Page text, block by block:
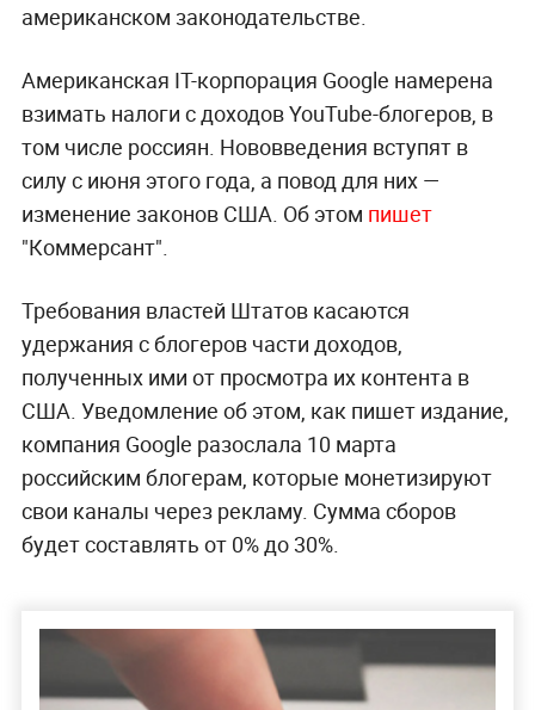
американском законодательстве.
Американская IT-корпорация Google намерена
взимать налоги с доходов YouTube-блогеров, в
том числе россиян. Нововведения вступят в
силу с июня этого года, а повод для них —
изменение законов США. Об этом пишет
"Коммерсант".
Требования властей Штатов касаются
удержания с блогеров части доходов,
полученных ими от просмотра их контента в
США. Уведомление об этом, как пишет издание,
компания Google разослала 10 марта
российским блогерам, которые монетизируют
свои каналы через рекламу. Сумма сборов
будет составлять от 0% до 30%.